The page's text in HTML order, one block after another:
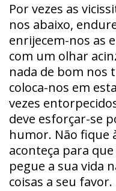
Por vezes as
nos abaixo,
enrijecem-nos as
com um olhar
nada de bom nos
coloca-nos em
vezes
deve esforçar-se
humor. Não fique
aconteça para
pegue a sua vida
coisas a seu favor.